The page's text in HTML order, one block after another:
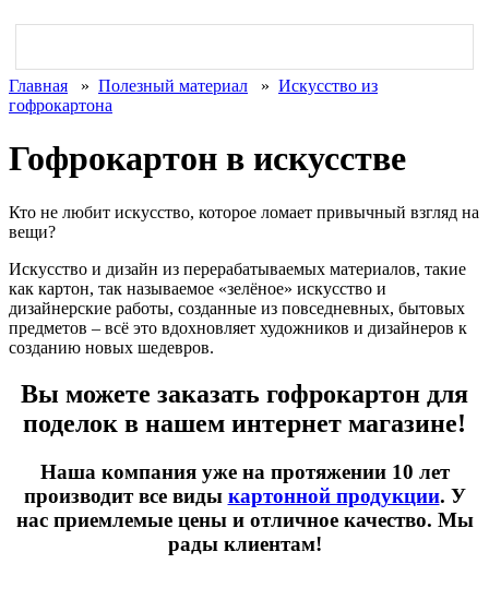
Главная » Полезный материал » Искусство из
гофрокартона
Гофрокартон в искусстве
Кто не любит искусство, которое ломает привычный взгляд на
вещи?
Искусство и дизайн из перерабатываемых материалов, такие
как картон, так называемое «зелёное» искусство и
дизайнерские работы, созданные из повседневных, бытовых
предметов – всё это вдохновляет художников и дизайнеров к
созданию новых шедевров.
Вы можете заказать гофрокартон для
поделок в нашем интернет магазине!
Наша компания уже на протяжении 10 лет
производит все виды картонной продукции. У
нас приемлемые цены и отличное качество. Мы
рады клиентам!